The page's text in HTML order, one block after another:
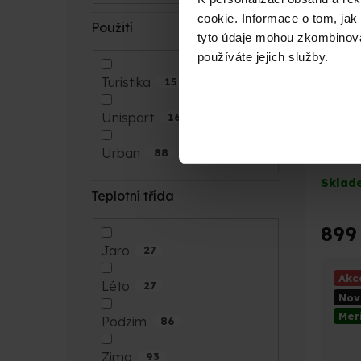
cookie. Informace o tom,
tyto údaje mohou
používáte jejich služby.
Použití
Turistika 15
Unisport 16
Urban 88
Teplotní třída
Jaro 27
Léto 27
Podzim 86
Zima 93
Černé